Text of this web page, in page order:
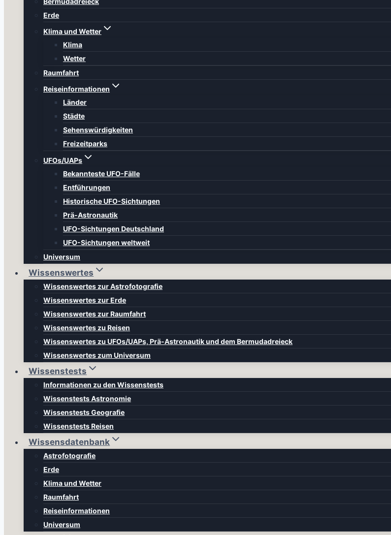
Erde
Klima und Wetter
Klima
Wetter
Raumfahrt
Reiseinformationen
Länder
Städte
Sehenswürdigkeiten
Freizeitparks
UFOs/UAPs
Bekannteste UFO-Fälle
Entführungen
Historische UFO-Sichtungen
Prä-Astronautik
UFO-Sichtungen Deutschland
UFO-Sichtungen weltweit
Universum
Wissenswertes
Wissenswertes zur Astrofotografie
Wissenswertes zur Erde
Wissenswertes zur Raumfahrt
Wissenswertes zu Reisen
Wissenswertes zu UFOs/UAPs, Prä-Astronautik und dem Bermudadreieck
Wissenswertes zum Universum
Wissenstests
Informationen zu den Wissenstests
Wissenstests Astronomie
Wissenstests Geografie
Wissenstests Reisen
Wissensdatenbank
Astrofotografie
Erde
Klima und Wetter
Raumfahrt
Reiseinformationen
Universum